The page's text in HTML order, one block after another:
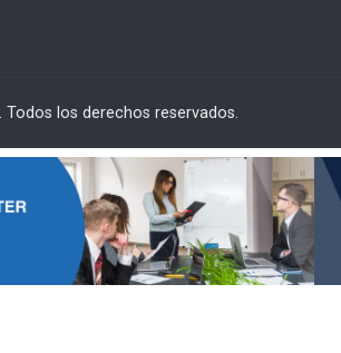
Todos los derechos reservados.